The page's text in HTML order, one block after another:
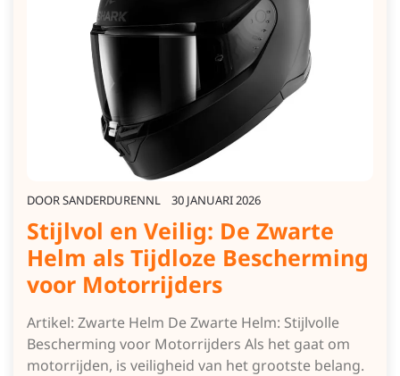
DOORSANDERDURENNL 30 JANUARI 2026
Stijlvol en Veilig: De Zwarte
Helm als Tijdloze Bescherming
voor Motorrijders
Artikel: Zwarte Helm De Zwarte Helm: Stijlvolle
Bescherming voor Motorrijders Als het gaat om
motorrijden, is veiligheid van het grootste belang.